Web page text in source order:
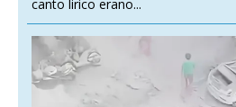
canto lirico erano...